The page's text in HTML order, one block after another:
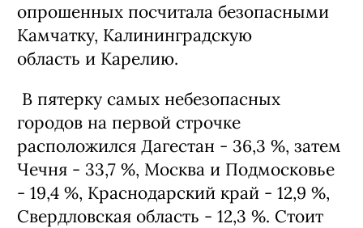
опрошенных посчитала безопасными
Камчатку, Калининградскую
область и Карелию.
В пятерку самых небезопасных
городов на первой строчке
расположился Дагестан - 36,3 %, затем
Чечня - 33,7 %, Москва и Подмосковье
- 19,4 %, Краснодарский край - 12,9 %,
Свердловская область - 12,3 %. Стоит